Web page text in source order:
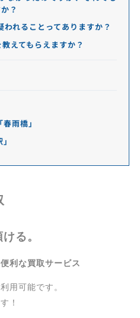
？
れることってありますか？
えてもらえますか？
雨橋」
る。
利な買取サービス
用可能です。
！